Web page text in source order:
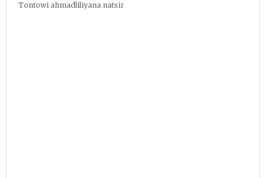
Tontowi ahmadliliyana natsir